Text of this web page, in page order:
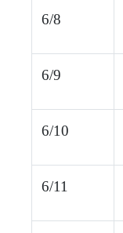
6/8
6/9
6/10
6/11